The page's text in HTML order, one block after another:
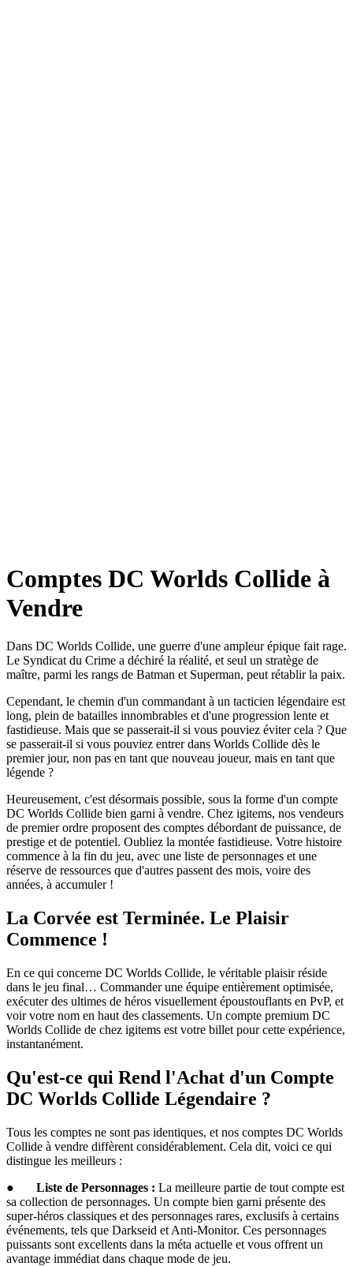
Comptes DC Worlds Collide à
Vendre
Dans DC Worlds Collide, une guerre d'une ampleur épique fait rage.
Le Syndicat du Crime a déchiré la réalité, et seul un stratège de
maître, parmi les rangs de Batman et Superman, peut rétablir la paix.
Cependant, le chemin d'un commandant à un tacticien légendaire est
long, plein de batailles innombrables et d'une progression lente et
fastidieuse. Mais que se passerait-il si vous pouviez éviter cela ? Que
se passerait-il si vous pouviez entrer dans Worlds Collide dès le
premier jour, non pas en tant que nouveau joueur, mais en tant que
légende ?
Heureusement, c'est désormais possible, sous la forme d'un compte
DC Worlds Collide bien garni à vendre. Chez igitems, nos vendeurs
de premier ordre proposent des comptes débordant de puissance, de
prestige et de potentiel. Oubliez la montée fastidieuse. Votre histoire
commence à la fin du jeu, avec une liste de personnages et une
réserve de ressources que d'autres passent des mois, voire des
années, à accumuler !
La Corvée est Terminée. Le Plaisir
Commence !
En ce qui concerne DC Worlds Collide, le véritable plaisir réside
dans le jeu final… Commander une équipe entièrement optimisée,
exécuter des ultimes de héros visuellement époustouflants en PvP, et
voir votre nom en haut des classements. Un compte premium DC
Worlds Collide de chez igitems est votre billet pour cette expérience,
instantanément.
Qu'est-ce qui Rend l'Achat d'un Compte
DC Worlds Collide Légendaire ?
Tous les comptes ne sont pas identiques, et nos comptes DC Worlds
Collide à vendre diffèrent considérablement. Cela dit, voici ce qui
distingue les meilleurs :
● Liste de Personnages : La meilleure partie de tout compte est
sa collection de personnages. Un compte bien garni présente des
super-héros classiques et des personnages rares, exclusifs à certains
événements, tels que Darkseid et Anti-Monitor. Ces personnages
puissants sont excellents dans la méta actuelle et vous offrent un
avantage immédiat dans chaque mode de jeu.